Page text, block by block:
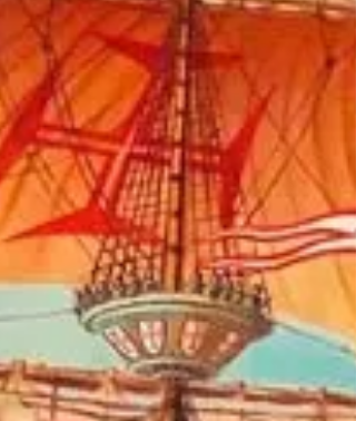
embrenham-se de uma forma quase
impercetível. O que foi variando, ao long